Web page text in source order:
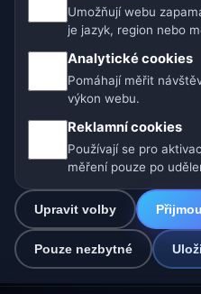
🌎 Latinská
🇮🇳 Jižní a jihovýchodní Asie
Provozovatel: Spolek
© 2026 Počasí Online ·
Meteo.
Umožňují webu
je jazyk, region nebo
Analytické cookies
Pomáhají měřit
výkon webu.
Reklamní cookies
Používají se pro
měření pouze po
Upravit volby
Pouze nezbytné